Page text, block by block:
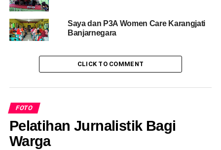
Saya dan P3A Women Care Karangjati
Banjarnegara
CLICK TO COMMENT
FOTO
Pelatihan Jurnalistik Bagi
Warga